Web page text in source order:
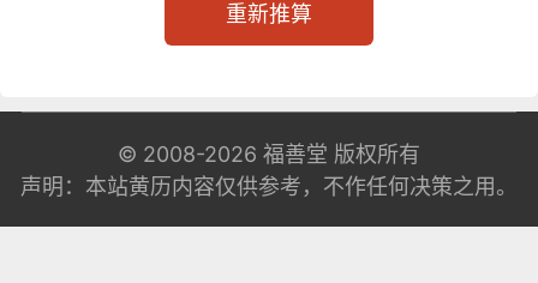
重新推算
© 2008-2026 福善堂 版权所有
声明：本站黄历内容仅供参考，不作任何决策之用。